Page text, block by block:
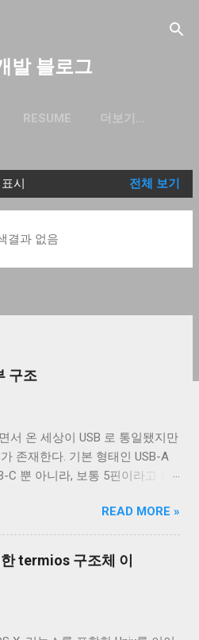
발 블로그
RESUME 더보기…
시 전체 보기
결과 없음
구조
서 온 세상이 USB 로 통일됐지만
존재한다. 기본 형태인 USB-A
C 뿐 아니라, 보통 5핀이라고 불
기 때문에 쉽게 구분할 수 있는
로는 똑같아 보이는 케이블이라
이 안 되고 어떤 케이블은 데이
이는 케이블 내부 구성에 따라 발
2.0 케이블의 내부를 통해 USB 케
다. Micro-B 케이블의 편조 차폐
READ MORE »
termios 구조체 이